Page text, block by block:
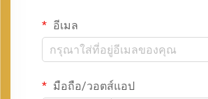
อีเมล
มือถือ/วอตส์แอป